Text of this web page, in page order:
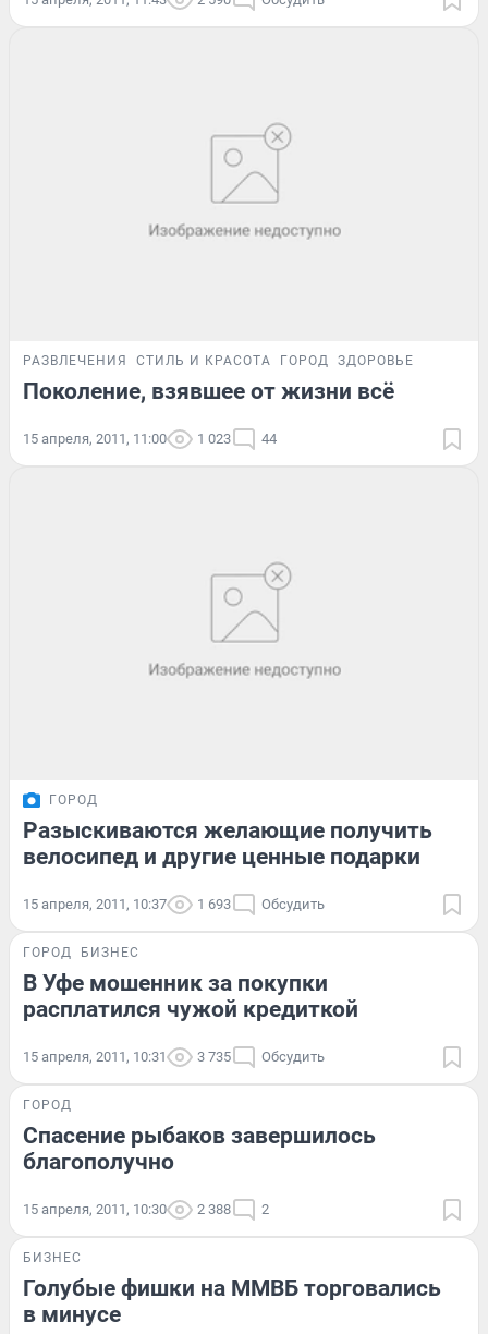
РАЗВЛЕЧЕНИЯ СТИЛЬ И КРАСОТА ГОРОД ЗДОРОВЬЕ
Поколение, взявшее от жизни всё
15 апреля, 2011, 11:00 1 023 44
ГОРОД
Разыскиваются желающие получить
велосипед и другие ценные подарки
15 апреля, 2011, 10:37 1 693 Обсудить
ГОРОД БИЗНЕС
В Уфе мошенник за покупки
расплатился чужой кредиткой
15 апреля, 2011, 10:31 3 735 Обсудить
ГОРОД
Спасение рыбаков завершилось
благополучно
15 апреля, 2011, 10:30 2 388 2
БИЗНЕС
Голубые фишки на ММВБ торговались
в минусе